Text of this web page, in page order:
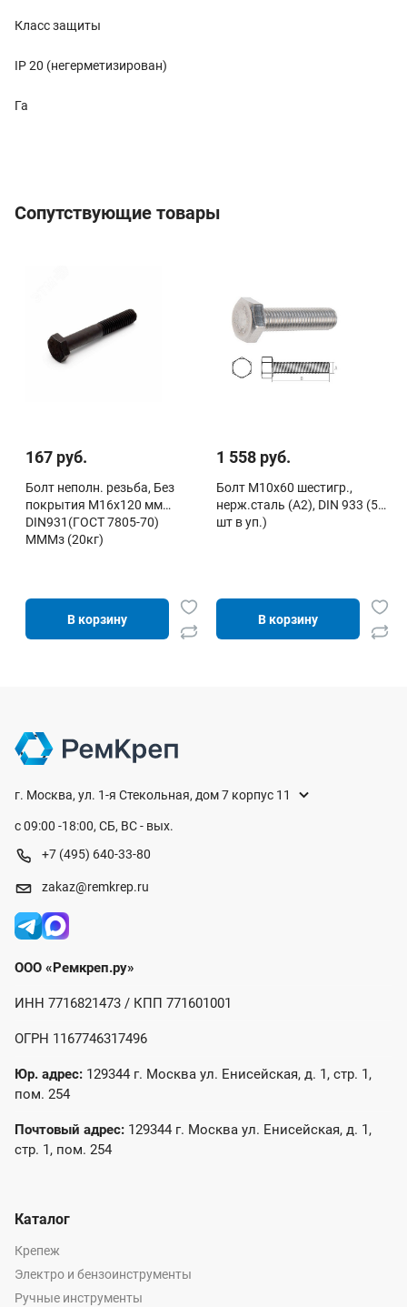
Класс защиты
IP 20 (негерметизирован)
Га
Сопутствующие товары
167 руб.
Болт неполн. резьба, Без
покрытия М16х120 мм
DIN931(ГОСТ 7805-70)
МММз (20кг)
В корзину
1 558 руб.
Болт М10х60 шестигр.,
нерж.сталь (А2), DIN 933 (50
шт в уп.)
В корзину
г. Москва, ул. 1-я Стекольная, дом 7 корпус 11
с 09:00 -18:00, СБ, ВС - вых.
+7 (495) 640-33-80
zakaz@remkrep.ru
ООО «Ремкреп.ру»
ИНН 7716821473 / КПП 771601001
ОГРН 1167746317496
Юр. адрес: 129344 г. Москва ул. Енисейская, д. 1, стр. 1,
пом. 254
Почтовый адрес: 129344 г. Москва ул. Енисейская, д. 1,
стр. 1, пом. 254
Каталог
Крепеж
Электро и бензоинструменты
Ручные инструменты